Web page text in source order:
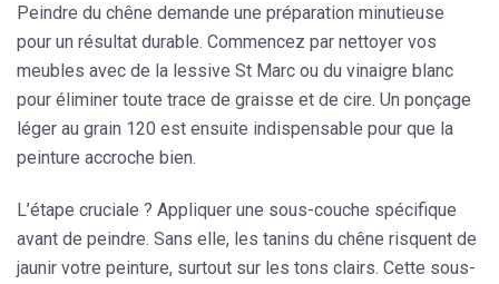
Peindre du chêne demande une préparation minutieuse
pour un résultat durable. Commencez par nettoyer vos
meubles avec de la lessive St Marc ou du vinaigre blanc
pour éliminer toute trace de graisse et de cire. Un ponçage
léger au grain 120 est ensuite indispensable pour que la
peinture accroche bien.
L’étape cruciale ? Appliquer une sous-couche spécifique
avant de peindre. Sans elle, les tanins du chêne risquent de
jaunir votre peinture, surtout sur les tons clairs. Cette sous-